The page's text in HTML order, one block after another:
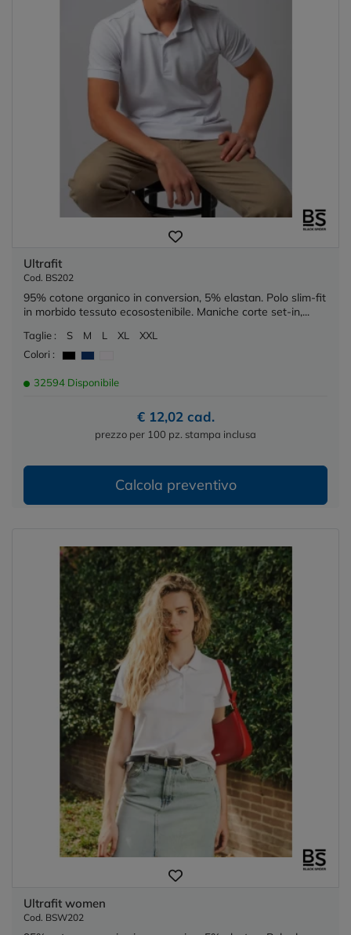
Ultrafit
Cod. BS202
95% cotone organico in conversion, 5% elastan. Polo slim-fit
in morbido tessuto ecosostenibile. Maniche corte set-in,...
Taglie : S M L XL
XXL
Colori :
32594 Disponibile
€ 12,02 cad.
prezzo per 100 pz. stampa inclusa
Calcola preventivo
Ultrafit women
Cod. BSW202